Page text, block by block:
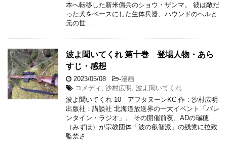
本へ転移した新米傭兵のショウ・ザンマ。 彼は敵だ
った犬をベースにした生体兵器、ハウンドのヘルと
元の世 …
波よ聞いてくれ 第十巻 登場人物・あら
すじ・感想
2023/05/08 -漫画
コメディ
沙村広明
波よ聞いてくれ
波よ聞いてくれ 10 アフタヌーンKC 作：沙村広明
出版社：講談社 北海道放送界の一大イベント「バレ
ンタイン・ラジオ」。 その開催前夜、ADの瑞穂
（みずほ）が宗教団体「波の叡智派」の残党に拉致
監禁さ …